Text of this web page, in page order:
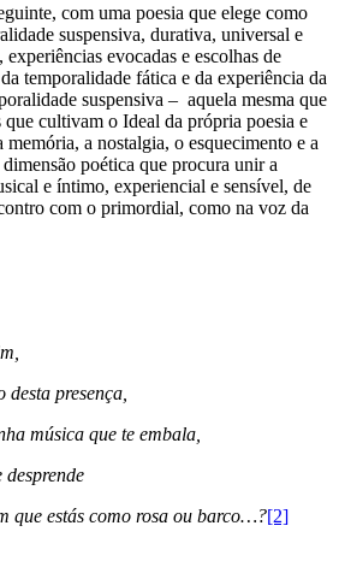
com uma poesia que elege como
suspensiva, durativa, universal e
experiências evocadas e escolhas de
temporalidade fática e da experiência da
suspensiva – aquela mesma que
cultivam o Ideal da própria poesia e
a nostalgia, o esquecimento e a
poética que procura unir a
e íntimo, experiencial e sensível, de
com o primordial, como na voz da
presença,
música que te embala,
desprende
que estás como rosa ou barco…?[2]